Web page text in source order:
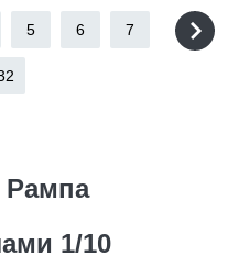
5 6 7
Рампа
1/10